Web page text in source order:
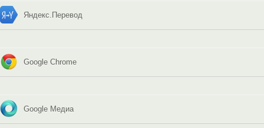
Яндекс.Перевод
Google Chrome
Google Медиа